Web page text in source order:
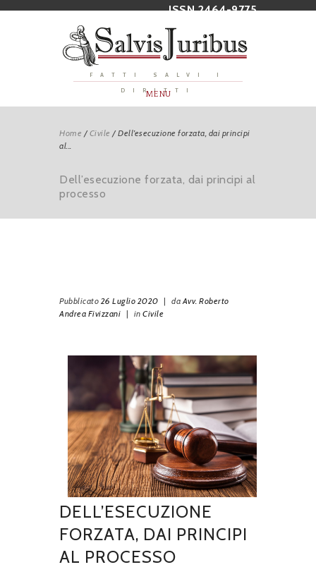
ISSN 2464-9775
FATTI SALVI I
DIRITTI
MENU
Home /Civile /Dell’esecuzione forzata, dai principi
al...
Dell’esecuzione forzata, dai principi al
processo
Pubblicato 26 Luglio 2020 | daAvv. Roberto
Andrea Fivizzani | in Civile
DELL’ESECUZIONE
FORZATA, DAI PRINCIPI
AL PROCESSO